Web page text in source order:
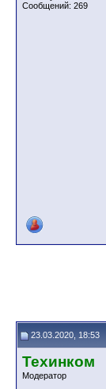
Сообщений: 269
23.03.2020, 18:53
Техинком
Модератор